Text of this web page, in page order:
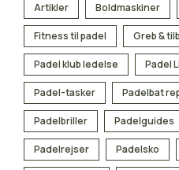
Artikler Boldmaskiner
Fitness til padel Greb &
Padel klub ledelse Padel
Padel-tasker Padelbat
Padelbriller Padelguides
Padelrejser Padelsko